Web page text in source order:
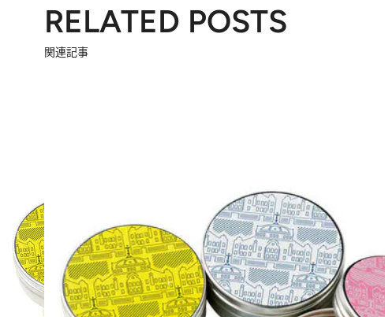
RELATED POSTS
関連記事